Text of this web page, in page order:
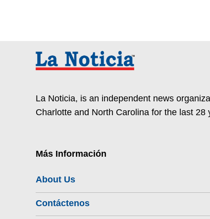
La Noticia, is an independent news
Charlotte and North Carolina for the last 28
Más Información
About Us
Contáctenos